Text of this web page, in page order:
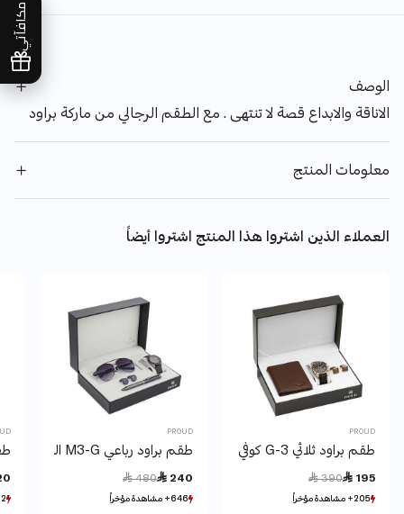
مكافآتي
الوصف
الاناقة والابداع قصة لا تنتهى . مع الطقم الرجالي من ماركة براود
معلومات المنتج
العملاء الذين اشتروا هذا المنتج اشتروا أيضاً
PROUD
طقم براود ثلاثي G-3 كوفي 1 Y17
 195
Price reduced from
 390
205+ مشاهدة مؤخراً
205+ مشاهدة مؤخراً
PROUD
طقم براود رباعي M3-G الرمادي 1 Y19
 240
Price reduced from
 480
646+ مشاهدة مؤخراً
646+ مشاهدة مؤخراً
52+52+